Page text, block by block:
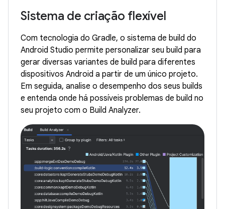
Sistema de criação flexível
Com tecnologia do Gradle, o sistema de build do
Android Studio permite personalizar seu build para
gerar diversas variantes de build para diferentes
dispositivos Android a partir de um único projeto.
Em seguida, analise o desempenho dos seus builds
e entenda onde há possíveis problemas de build no
seu projeto com o Build Analyzer.